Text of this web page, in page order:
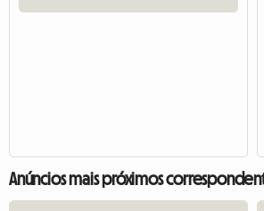
Anúncios mais próximos